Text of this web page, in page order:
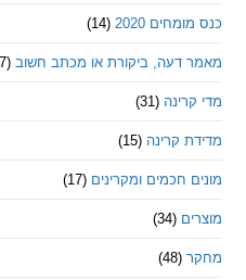
2020
(14)
ביקורת או מכתב חשוב (27)
(31)
קרינה (15)
חכמים ומקרינים (17)